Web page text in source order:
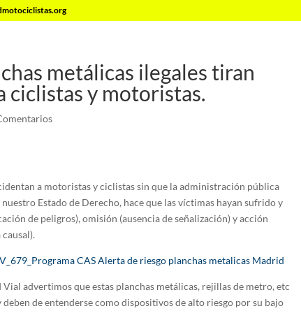
metálicas ilegales tiran
ciclistas y motoristas.
a motoristas y ciclistas sin que la administración pública
nuestro Estado de Derecho, hace que las víctimas hayan sufrido y
de peligros), omisión (ausencia de señalización) y acción
CAS Alerta de riesgo planchas metalicas Madrid
advertimos que estas planchas metálicas, rejillas de metro, etc
de entenderse como dispositivos de alto riesgo por su bajo